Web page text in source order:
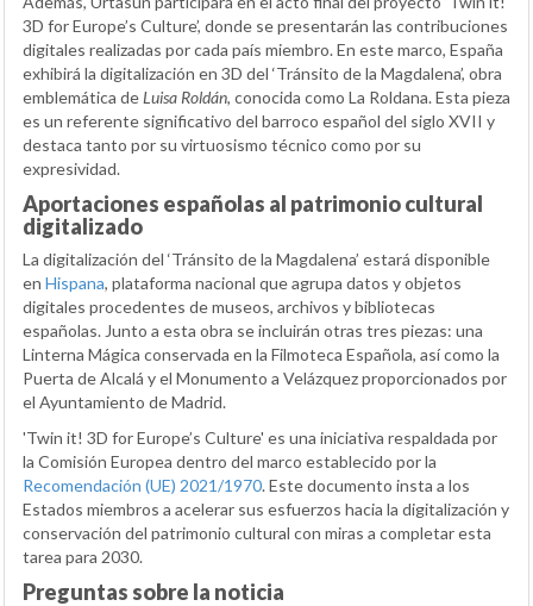
3D for Europe’s Culture’, donde se presentarán las contribuciones
digitales realizadas por cada país miembro. En este marco, España
exhibirá la digitalización en 3D del ‘Tránsito de la Magdalena’, obra
emblemática deLuisa Roldán, conocida como La Roldana. Esta pieza
es un referente significativo del barroco español del siglo XVII y
destaca tanto por su virtuosismo técnico como por su
expresividad.
Aportaciones españolas al patrimonio cultural
digitalizado
La digitalización del ‘Tránsito de la Magdalena’ estará disponible
en Hispana, plataforma nacional que agrupa datos y objetos
digitales procedentes de museos, archivos y bibliotecas
españolas. Junto a esta obra se incluirán otras tres piezas: una
Linterna Mágica conservada en la Filmoteca Española, así como la
Puerta de Alcalá y el Monumento a Velázquez proporcionados por
el Ayuntamiento de Madrid.
'Twin it! 3D for Europe’s Culture' es una iniciativa respaldada por
la Comisión Europea dentro del marco establecido por la
Recomendación (UE) 2021/1970. Este documento insta a los
Estados miembros a acelerar sus esfuerzos hacia la digitalización y
conservación del patrimonio cultural con miras a completar esta
tarea para 2030.
Preguntas sobre la noticia